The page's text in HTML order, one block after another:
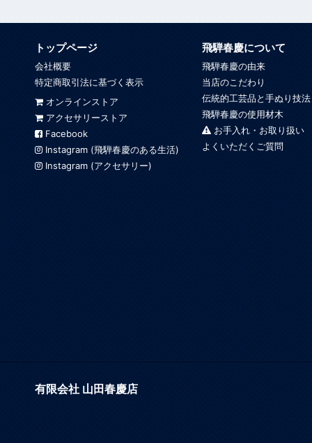
トップページ
会社概要
特定商取引法に基づく表示
オンラインストア
アクセサリーストア
Facebook
Instagram (飛騨春慶のある生活)
Instagram (アクセサリー)
飛騨春慶について
飛騨春慶の由来
当店のこだわり
伝統的工芸品と手ぬり技法
飛騨春慶の使用材木
お手入れ・お取り扱い
よくいただくご質問
有限会社 山田春慶店